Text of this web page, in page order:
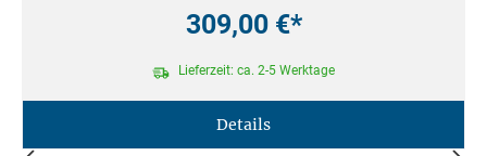
309,00 €*
Lieferzeit: ca. 2-5 Werktage
Details